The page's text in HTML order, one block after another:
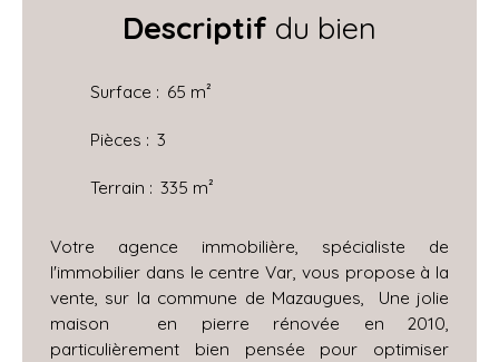
Descriptif du bien
Surface : 65 m²
Pièces : 3
Terrain : 335 m²
Votre agence immobilière, spécialiste de
l'immobilier dans le centre Var, vous propose à la
vente, sur la commune de Mazaugues, Une jolie
maison en pierre rénovée en 2010,
particulièrement bien pensée pour optimiser